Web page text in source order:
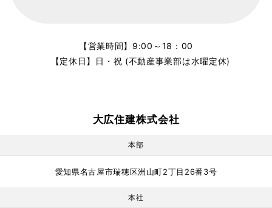
【営業時間】9:00～18：00
【定休日】日・祝 (不動産事業部は水曜定休)
大広住建株式会社
本部
愛知県名古屋市瑞穂区洲山町2丁目26番3号
本社